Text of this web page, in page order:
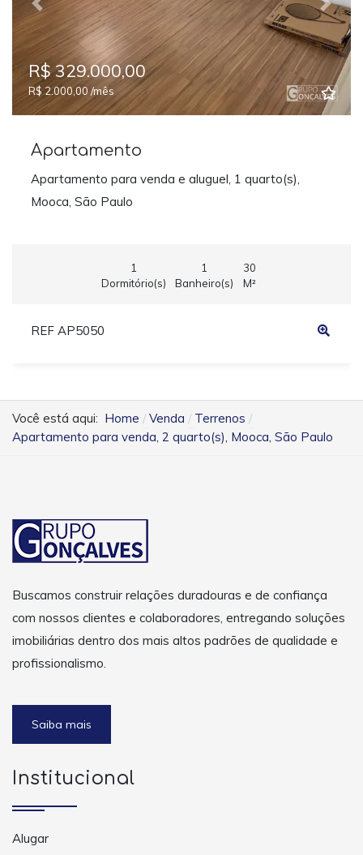
Previous Next
R$ 329.000,00
R$ 2.000,00 /mês
Apartamento
Apartamento para venda e aluguel, 1 quarto(s),
Mooca, São Paulo
1
Dormitório(s)
1
Banheiro(s)
30
M²
REF AP5050
Você está aqui: Home Venda
Terrenos
Apartamento para venda, 2 quarto(s), Mooca, São Paulo
Buscamos construir relações duradouras e de confiança
com nossos clientes e colaboradores, entregando soluções
imobiliárias dentro dos mais altos padrões de qualidade e
profissionalismo.
Saiba mais
Institucional
Alugar